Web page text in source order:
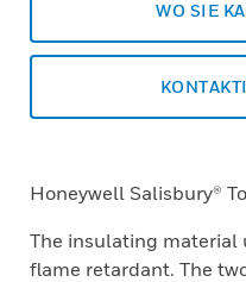
WO SIE
Honeywell Salisbury®
The insulating material
flame retardant. The